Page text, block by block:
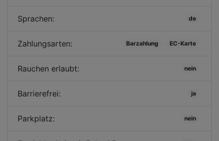
Sprachen: de
Zahlungsarten: Barzahlung EC-Karte
Rauchen erlaubt: nein
Barrierefrei: ja
Parkplatz: nein